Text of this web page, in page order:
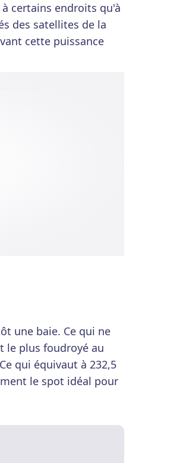
certains endroits qu'à
des satellites de la
cette puissance
une baie. Ce qui ne
le plus foudroyé au
qui équivaut à 232,5
le spot idéal pour